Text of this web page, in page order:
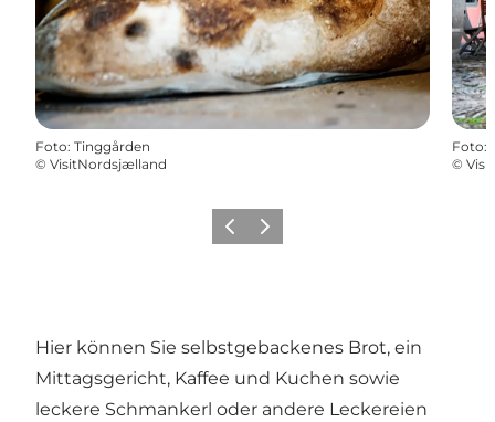
Foto: Tinggården
© VisitNordsjælland
Foto:
©
ZurückWeiter
Hier können Sie selbstgebackenes Brot, ein
Mittagsgericht, Kaffee und Kuchen sowie
leckere Schmankerl oder andere Leckereien